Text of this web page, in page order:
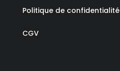
Politique de confidentialité
CGV